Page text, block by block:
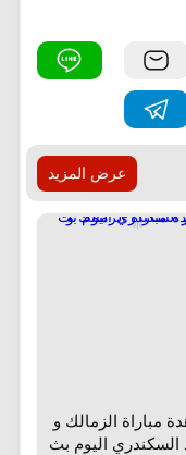
عرض المزيد
مباراة الزمالك و
السكندري اليوم بث